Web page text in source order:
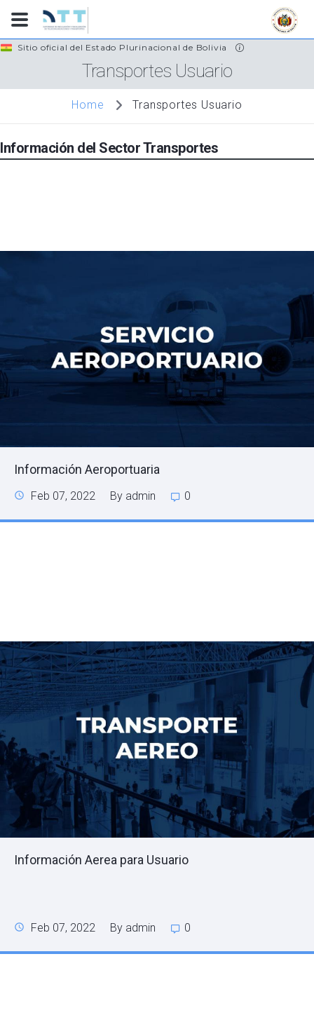
Skip
to
main
content
Sitio oficial del Estado Plurinacional de Bolivia
Transportes Usuario
Home Transportes Usuario
Información del Sector Transportes
Información Aeroportuaria
Feb 07, 2022 By admin 0
Información Aerea para Usuario
Feb 07, 2022 By admin 0